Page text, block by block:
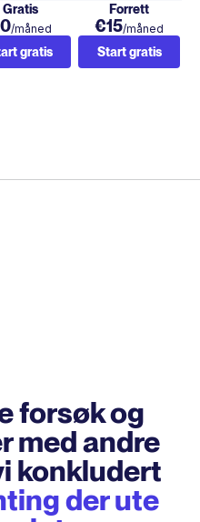
Gratis
/måned
gratis
Forrett
€15/måned
Start gratis
forsøk og
med andre
konkludert
der ute